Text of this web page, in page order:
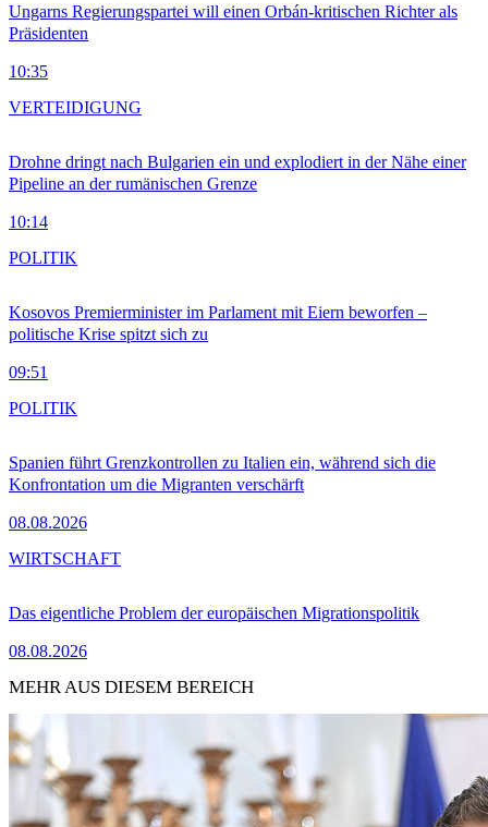
Ungarns Regierungspartei will einen Orbán-kritischen Richter als
Präsidenten
10:35
Drohne dringt nach Bulgarien ein und explodiert in der Nähe einer
Pipeline an der rumänischen Grenze
10:14
VERTEIDIGUNG
Kosovos Premierminister im Parlament mit Eiern beworfen –
politische Krise spitzt sich zu
09:51
POLITIK
Spanien führt Grenzkontrollen zu Italien ein, während sich die
Konfrontation um die Migranten verschärft
08.08.2026
POLITIK
Das eigentliche Problem der europäischen Migrationspolitik
08.08.2026
WIRTSCHAFT
MEHR AUS DIESEM BEREICH